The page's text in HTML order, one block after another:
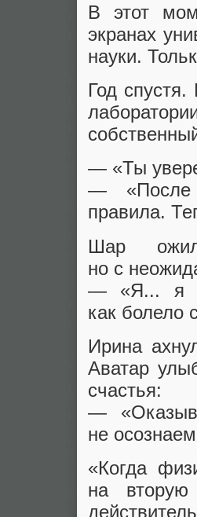
В этот
экранах
науки.
Год
— «Ты
— «После
правила.
Шар
но с
— «Я... я
как болело
Ирина
Аватар
счастья:
—
не
«Когда
на